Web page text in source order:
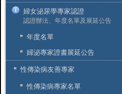
婦女泌尿學專家認證
認證辦法、年度名單及展延公告
年度名單
婦泌專家證書展延公告
性傳染病友善專家
性傳染病專家名單